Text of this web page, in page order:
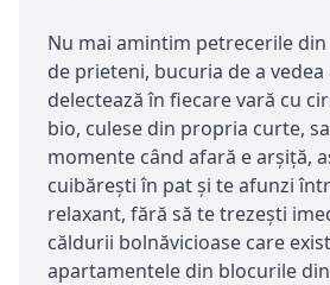
Nu mai amintim petrecerile
de prieteni, bucuria de a
delectează în fiecare vară cu
bio, culese din propria curte,
momente când afară e arșiță,
cuibărești în pat și te afunzi
relaxant, fără să te trezești
căldurii bolnăvicioase care
apartamentele din blocurile